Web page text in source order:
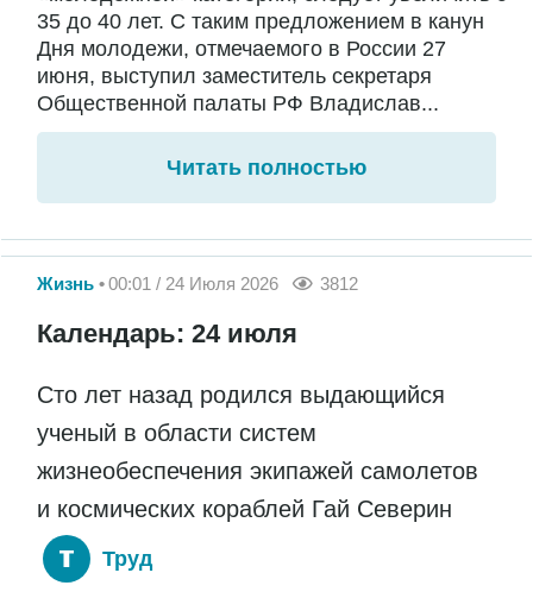
35 до 40 лет. С таким предложением в канун
Дня молодежи, отмечаемого в России 27
июня, выступил заместитель секретаря
Общественной палаты РФ Владислав...
Читать полностью
Жизнь 00:01 / 24 Июля 2026 3812
Календарь: 24 июля
Сто лет назад родился выдающийся
ученый в области систем
жизнеобеспечения экипажей самолетов
и космических кораблей Гай Северин
Труд